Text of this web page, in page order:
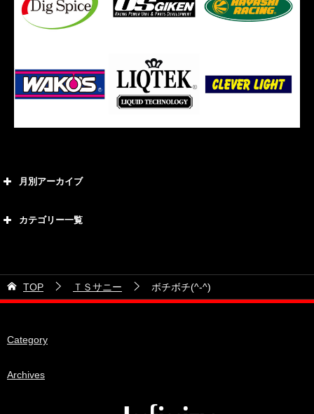
月別アーカイブ
2026年5月
2026年4月
2026年2月
カテゴリー一覧
21号車
28号車
TOP ＴＳサニー ボチボチ(^-^)
Category
Archives